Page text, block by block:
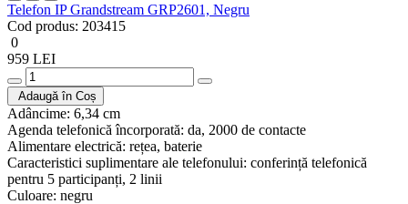
Telefon IP Grandstream GRP2601, Negru
Cod produs: 203415
0
959 LEI
Adaugă în Coș
Adâncime: 6,34 cm
Agenda telefonică încorporată: da, 2000 de contacte
Alimentare electrică: rețea, baterie
Caracteristici suplimentare ale telefonului: conferință telefonică
pentru 5 participanți, 2 linii
Culoare: negru